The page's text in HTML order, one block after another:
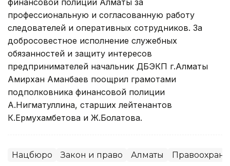
профессиональную и согласованную работу
следователей и оперативных сотрудников. За
добросовестное исполнение служебных
обязанностей и защиту интересов
предпринимателей начальник ДБЭКП г.Алматы
Амирхан Аманбаев поощрил грамотами
подполковника финансовой полиции
А.Нигматуллина, старших лейтенантов
К.Ермухамбетова и Ж.Болатова.
Нацбюро Закон и право Алматы